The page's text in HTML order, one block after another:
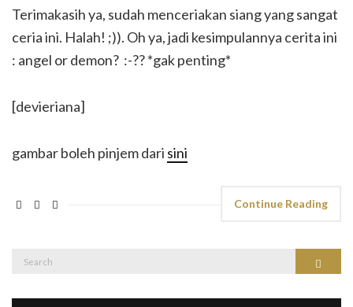
Terimakasih ya, sudah menceriakan siang yang sangat
ceria ini. Halah! ;)). Oh ya, jadi kesimpulannya cerita ini
: angel or demon? :-?? *gak penting*
[devieriana]
gambar boleh pinjem dari sini
Continue Reading